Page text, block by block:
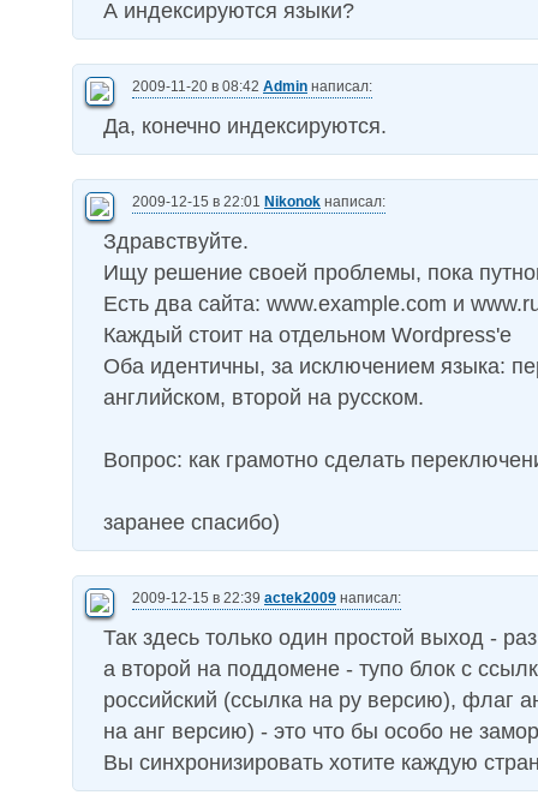
А индексируются языки?
2009-11-20 в 08:42 Admin написал:
Да, конечно индексируются.
2009-12-15 в 22:01 Nikonok написал:
Здравствуйте.
Ищу решение своей проблемы, пока
Есть два сайта: www.example.com и
Каждый стоит на отдельном Wordpress'e
Оба идентичны, за исключением языка:
английском, второй на русском.
Вопрос: как грамотно сделать
заранее спасибо)
2009-12-15 в 22:39 actek2009 написал:
Так здесь только один простой выход -
а второй на поддомене - тупо блок с
российский (ссылка на ру версию), флаг
на анг версию) - это что бы особо не
Вы синхронизировать хотите каждую